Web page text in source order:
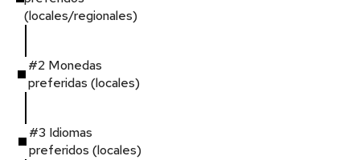
(locales/regionales)
#2 Monedas
preferidas (locales)
#3 Idiomas
preferidos (locales)